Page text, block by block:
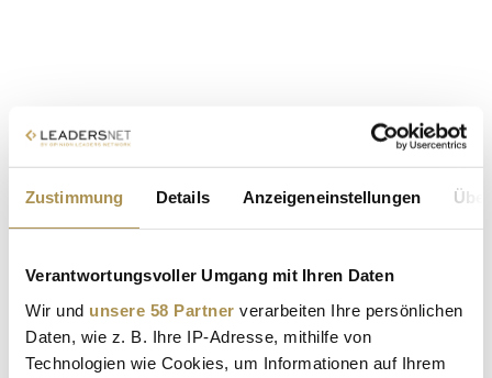
Zustimmung Details Anzeigeneinstellungen
Verantwortungsvoller Umgang mit Ihren Daten
Wir und unsere 58 Partner verarbeiten Ihre persönlichen
Daten, wie z. B. Ihre IP-Adresse, mithilfe von
Technologien wie Cookies, um Informationen auf Ihrem